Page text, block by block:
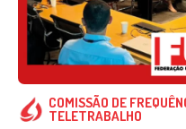
COMISSÃO DE
TELETRABALHO